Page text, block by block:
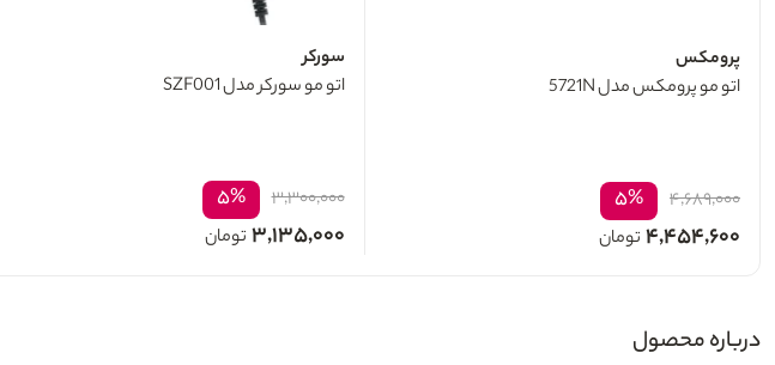
پرومکس
اتو مو پرومکس مدل 5721N
۴,۶۸۹,۰۰۰ ۵%
۴,۴۵۴,۶۰۰ تومان
سورکر
اتو مو سورکر مدل SZF001
۳,۳۰۰,۰۰۰ ۵%
۳,۱۳۵,۰۰۰ تومان
درباره محصول